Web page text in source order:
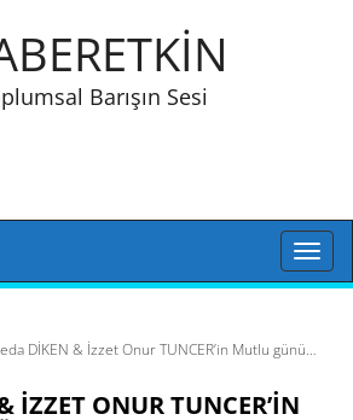
Barışın Sesi
Toggle
DİKEN & İzzet Onur TUNCER’in Mutlu günü…
İZZET ONUR TUNCER’IN